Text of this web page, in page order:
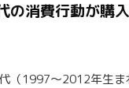
の消費行動が購
（1997〜2012年生